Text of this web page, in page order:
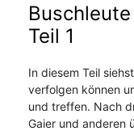
Teil 1
In diesem Teil
verfolgen können
und treffen. Nach
Gaier und anderen